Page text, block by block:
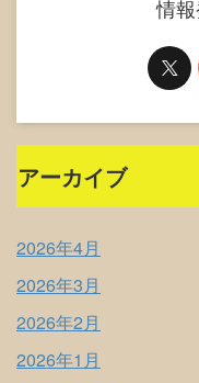
情
アーカイブ
2026年4月
2026年3月
2026年2月
2026年1月